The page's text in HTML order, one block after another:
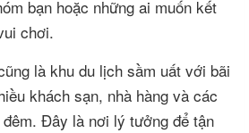
bạn hoặc những ai muốn kết
chơi.
là khu du lịch sầm uất với bãi
khách sạn, nhà hàng và các
Đây là nơi lý tưởng để tận